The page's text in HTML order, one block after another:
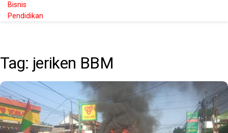
Bisnis
Pendidikan
Tag: jeriken BBM